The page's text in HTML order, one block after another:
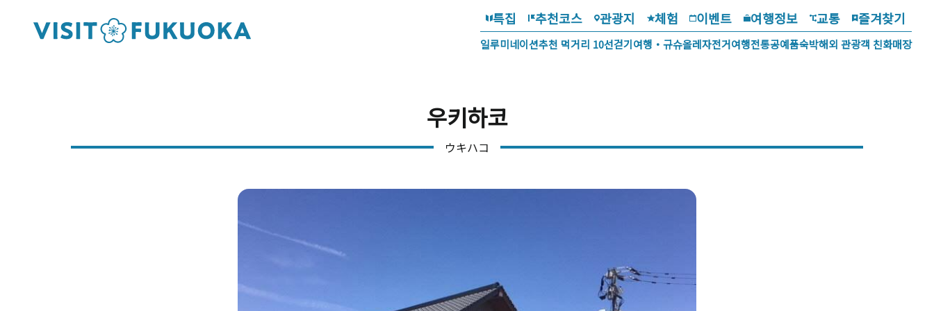
특집 추천코스 관광지 체험 이벤트 여행정보 교통 즐겨찾기
일루미네이션추천 먹거리 10선걷기여행・규슈올레자전거여행전통공예품숙박해외 관광객 친화매장
우키하코
ウキハコ